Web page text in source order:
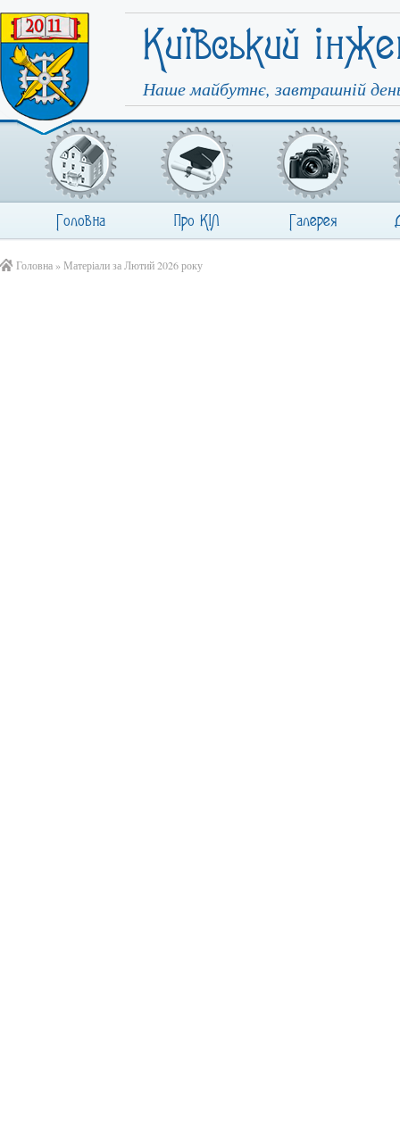
Київський
Наше майбутнє, завтрашній
Головна Про КІЛ Галерея
Головна » Матеріали за Лютий 2026 року